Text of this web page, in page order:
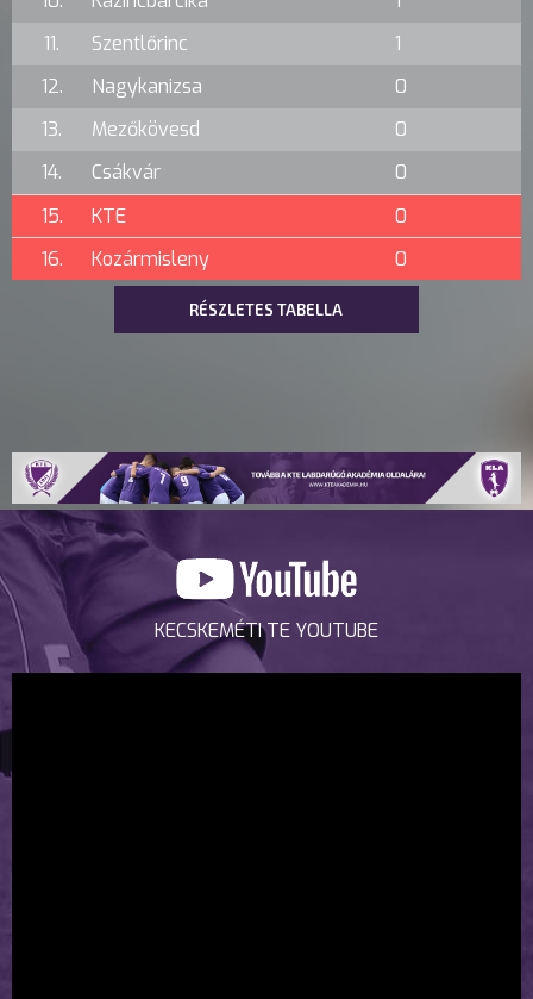
11.
Szentlőrinc
1
12.
Nagykanizsa
0
13.
Mezőkövesd
0
14.
Csákvár
0
15.
KTE
0
16.
Kozármisleny 0
RÉSZLETES TABELLA
KECSKEMÉTI TE YOUTUBE